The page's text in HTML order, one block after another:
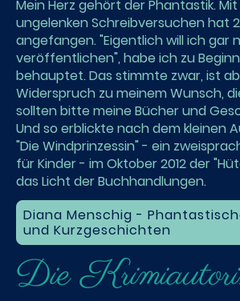
Mein Herz gehört der Phantastik.
ungelenken Schreibversuchen hat
angefangen. "Eigentlich will ich gar
veröffentlichen", habe ich zu
behauptet. Das stimmte zwar, ist
Widerspruch zu meinem Wunsch,
sollten bitte meine Bücher und
Und so erblickte nach dem kleinen
"Die Windprinzessin" - ein
für Kinder - im Oktober 2012 der
das Licht der Buchhandlungen.
Diana Menschig -
und Kurzgeschichten
Die